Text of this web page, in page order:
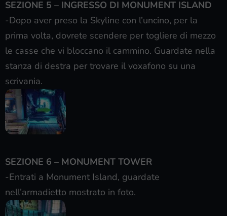
SEZIONE 5 – INGRESSO DI MONUMENT ISLAND
-Dopo aver preso la Skyline con l’uncino, per la
prima volta, dovrete scendere per togliere di mezzo
le casse che vi bloccano il cammino. Guardate nella
stanza di destra per trovare il voxafono su una
scrivania.
SEZIONE 6 – MONUMENT TOWER
-Entrati a Monument Island, guardate
nell’armadietto mostrato in foto.